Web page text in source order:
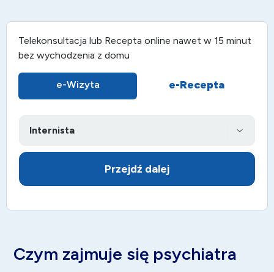
Telekonsultacja lub Recepta online nawet w 15 minut
bez wychodzenia z domu
e-Wizyta e-Recepta
Przejdź dalej
Czym zajmuje się psychiatra